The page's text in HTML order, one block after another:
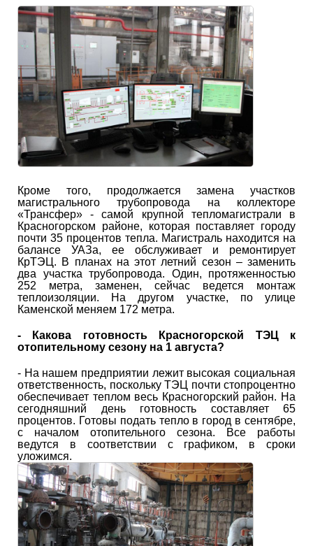
Кроме того, продолжается замена участков
магистрального трубопровода на коллекторе
«Трансфер» - самой крупной тепломагистрали в
Красногорском районе, которая поставляет городу
почти 35 процентов тепла. Магистраль находится на
балансе УАЗа, ее обслуживает и ремонтирует
КрТЭЦ. В планах на этот летний сезон – заменить
два участка трубопровода. Один, протяженностью
252 метра, заменен, сейчас ведется монтаж
теплоизоляции. На другом участке, по улице
Каменской меняем 172 метра.
- Какова готовность Красногорской ТЭЦ к
отопительному сезону на 1 августа?
- На нашем предприятии лежит высокая социальная
ответственность, поскольку ТЭЦ почти стопроцентно
обеспечивает теплом весь Красногорский район. На
сегодняшний день готовность составляет 65
процентов. Готовы подать тепло в город в сентябре,
с началом отопительного сезона. Все работы
ведутся в соответствии с графиком, в сроки
уложимся.